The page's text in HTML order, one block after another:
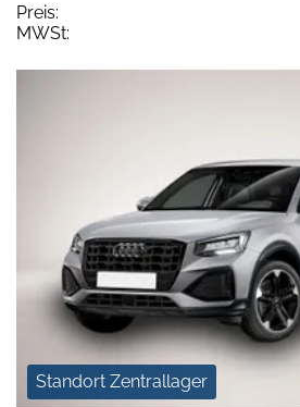
Preis:
MWSt:
Standort Zentrallager